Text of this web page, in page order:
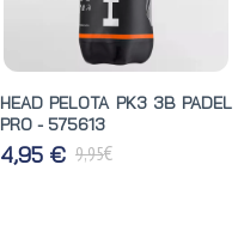
HEAD PELOTA PK3 3B PADEL
PRO - 575613
4,95 € 9,95€